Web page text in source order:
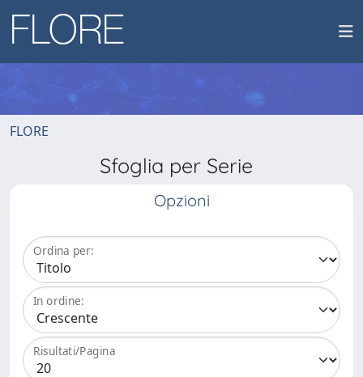
FLORE
Sfoglia per Serie
Opzioni
Ordina per:
In ordine:
Risultati/Pagina